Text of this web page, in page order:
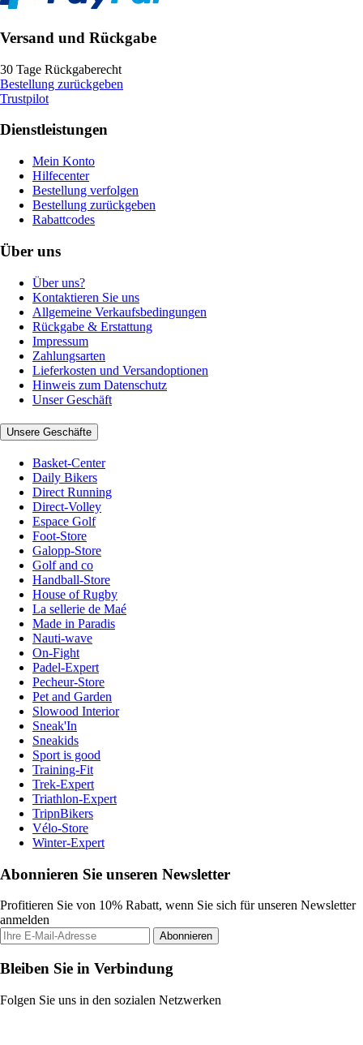
Versand und Rückgabe
30 Tage Rückgaberecht
Bestellung zurückgeben
Trustpilot
Dienstleistungen
Mein Konto
Hilfecenter
Bestellung verfolgen
Bestellung zurückgeben
Rabattcodes
Über uns
Über uns?
Kontaktieren Sie uns
Allgemeine Verkaufsbedingungen
Rückgabe & Erstattung
Impressum
Zahlungsarten
Lieferkosten und Versandoptionen
Hinweis zum Datenschutz
Unser Geschäft
Unsere Geschäfte
Basket-Center
Daily Bikers
Direct Running
Direct-Volley
Espace Golf
Foot-Store
Galopp-Store
Golf and co
Handball-Store
House of Rugby
La sellerie de Maé
Made in Paradis
Nauti-wave
On-Fight
Padel-Expert
Pecheur-Store
Pet and Garden
Slowood Interior
Sneak'In
Sneakids
Sport is good
Training-Fit
Trek-Expert
Triathlon-Expert
TripnBikers
Vélo-Store
Winter-Expert
Abonnieren Sie unseren Newsletter
Profitieren Sie von 10% Rabatt, wenn Sie sich für unseren Newsletter
anmelden
Abonnieren
Bleiben Sie in Verbindung
Folgen Sie uns in den sozialen Netzwerken